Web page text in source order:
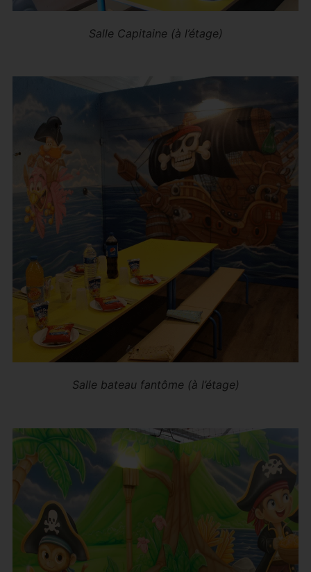
Salle Capitaine (à l’étage)
Salle bateau fantôme (à l’étage)